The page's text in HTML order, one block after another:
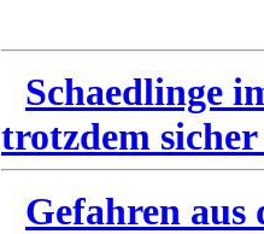
Schaedlinge
trotzdem
Gefahren